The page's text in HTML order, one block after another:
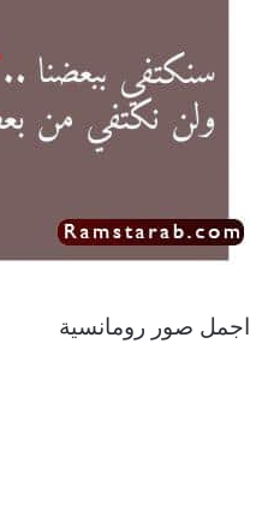
اجمل صور رومانسية